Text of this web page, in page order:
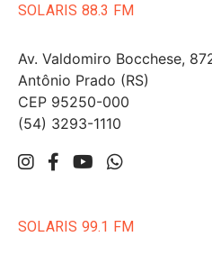
SOLARIS 88.3 FM
Av. Valdomiro Bocchese,
Antônio Prado (RS)
CEP 95250-000
(54) 3293-1110
SOLARIS 99.1 FM